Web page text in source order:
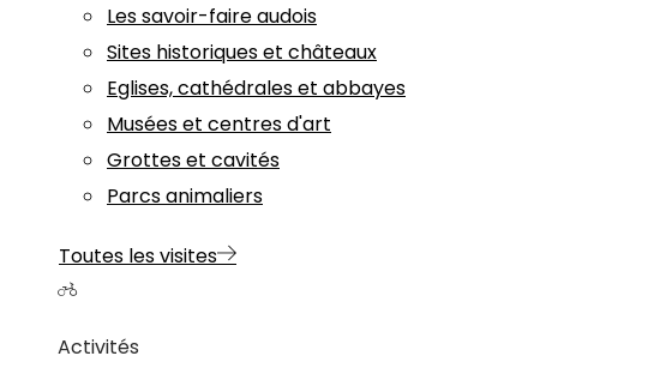
Les savoir-faire audois
Sites historiques et châteaux
Eglises, cathédrales et abbayes
Musées et centres d'art
Grottes et cavités
Parcs animaliers
Toutes les visites
Activités